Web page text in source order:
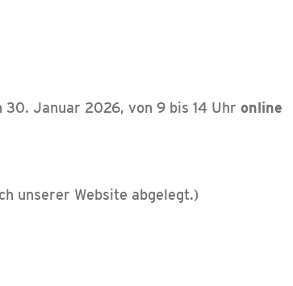
Januar 2026, von 9 bis 14 Uhr online
unserer Website abgelegt.)